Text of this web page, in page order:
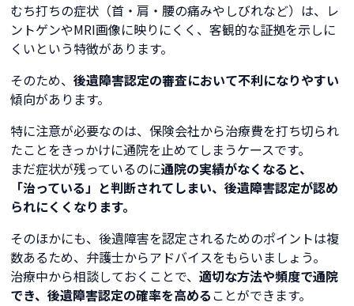
むち打ちの症状（首・肩・腰の痛みやしびれなど）は、レ
ントゲンやMRI画像に映りにくく、客観的な証拠を示しに
くいという特徴があります。
そのため、後遺障害認定の審査において不利になりやすい
傾向があります。
特に注意が必要なのは、保険会社から治療費を打ち切られ
たことをきっかけに通院を止めてしまうケースです。
まだ症状が残っているのに通院の実績がなくなると、
「治っている」と判断されてしまい、後遺障害認定が認め
られにくくなります。
そのほかにも、後遺障害を認定されるためのポイントは複
数あるため、弁護士からアドバイスをもらいましょう。
治療中から相談しておくことで、適切な方法や頻度で通院
でき、後遺障害認定の確率を高めることができます。